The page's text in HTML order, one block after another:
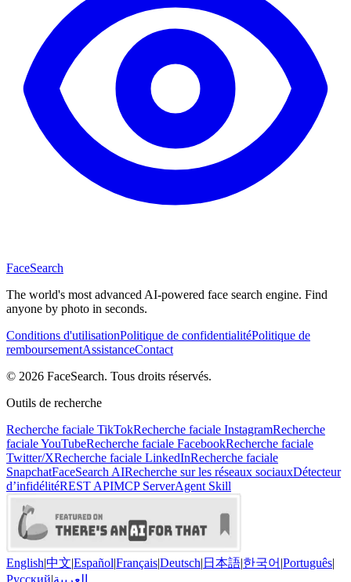
FaceSearch
The world's most advanced AI-powered face search engine. Find
anyone by photo in seconds.
Conditions d'utilisationPolitique de confidentialitéPolitique de
remboursementAssistanceContact
© 2026 FaceSearch. Tous droits réservés.
Outils de recherche
Recherche faciale TikTokRecherche faciale InstagramRecherche
faciale YouTubeRecherche faciale FacebookRecherche faciale
Twitter/XRecherche faciale LinkedInRecherche faciale
SnapchatFaceSearch AIRecherche sur les réseaux sociauxDétecteur
d’infidélitéREST APIMCP ServerAgent Skill
English|中文|Español|Français|Deutsch| 日本語|한국어 |Português|
Русский|العربية